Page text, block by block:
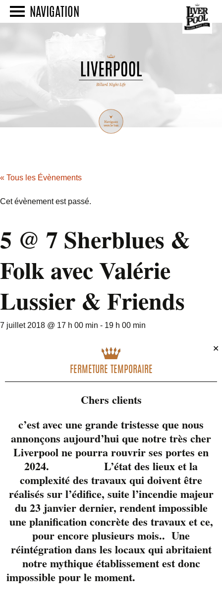
NAVIGATION
« Tous les Évènements
Cet évènement est passé.
5 @ 7 Sherblues &
Folk avec Valérie
Lussier & Friends
7 juillet 2018 @ 17 h 00 min - 19 h 00 min
Valérie Lussier
accompagnée de ses
amis musiciens
animent votre souper
✕
FERMETURE TEMPORAIRE
Chers clients
c’est avec une grande tristesse que nous
annonçons aujourd’hui que notre très cher
Liverpool ne pourra rouvrir ses portes en
2024. L’état des lieux et la
complexité des travaux qui doivent être
réalisés sur l’édifice, suite l’incendie majeur
du 23 janvier dernier, rendent impossible
une planification concrète des travaux et ce,
pour encore plusieurs mois.. Une
réintégration dans les locaux qui abritaient
notre mythique établissement est donc
impossible pour le moment.